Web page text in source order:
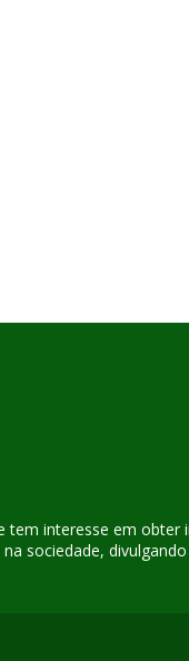
interesse em
sociedade,